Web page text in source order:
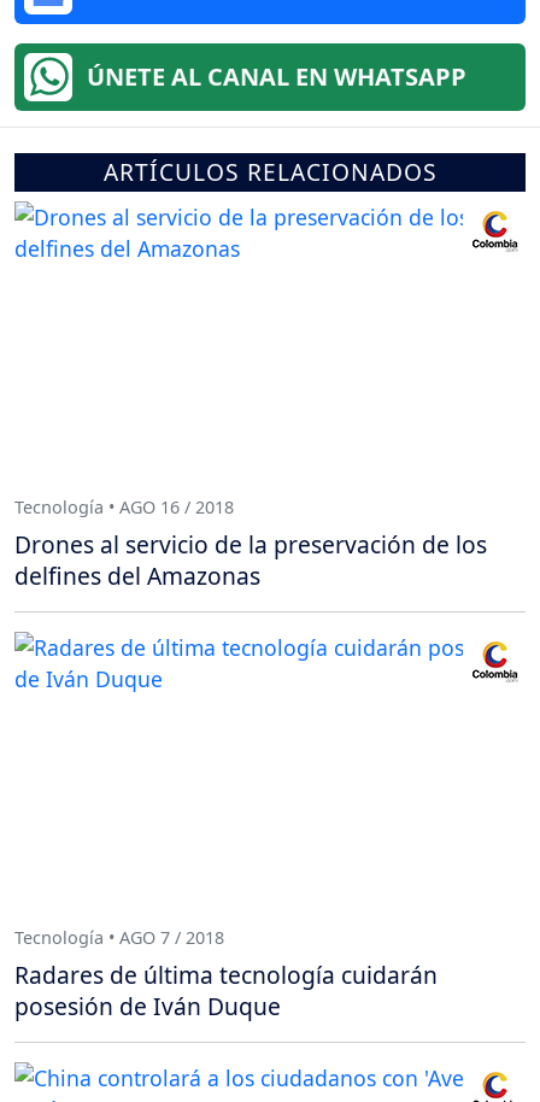
ÚNETE AL CANAL EN WHATSAPP
ARTÍCULOS RELACIONADOS
Tecnología • AGO 16 / 2018
Drones al servicio de la preservación de los
delfines del Amazonas
Tecnología • AGO 7 / 2018
Radares de última tecnología cuidarán
posesión de Iván Duque